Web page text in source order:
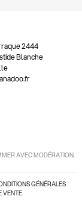
2444
Blanche
AVEC MODÉRATION.
GÉNÉRALES
VENTE